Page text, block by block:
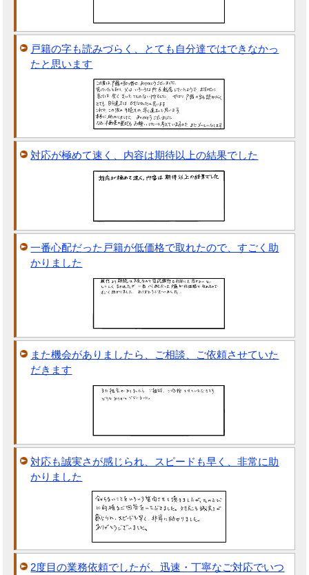
戸籍の字も読みづらく、とても自分達ではできなかっ
たと思います
対応が極めて速く、内容は期待以上の結果でした
一番心配だった戸籍が低価格で取れたので、すごく助
かりました
また機会がありましたら、ご相談、ご依頼させていた
だきます
対応も誠実さが感じられ、スピードも早く、非常に助
かりました
2度目の業務依頼でしたが、迅速・丁寧なご対応でいつ